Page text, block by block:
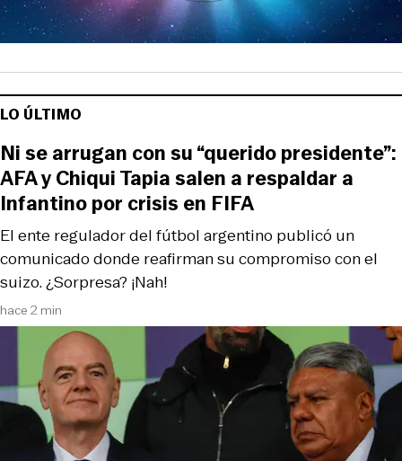
LO ÚLTIMO
hace 2 min
El ente regulador del fútbol argentino publicó un
comunicado donde reafirman su compromiso con el
suizo. ¿Sorpresa? ¡Nah!
Ni se arrugan con su “querido presidente”:
AFA y Chiqui Tapia salen a respaldar a
Infantino por crisis en FIFA